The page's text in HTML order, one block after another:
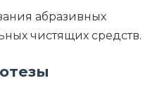
абразивных
чистящих средств.